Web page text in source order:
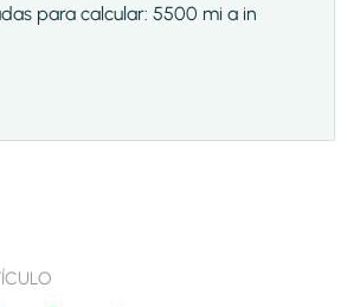
para calcular: 5500 mi a in